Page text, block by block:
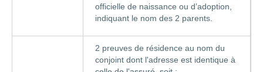
officielle de naissance ou d’adoption,
indiquant le nom des 2 parents.
2 preuves de résidence au nom du
conjoint dont l'adresse est identique à